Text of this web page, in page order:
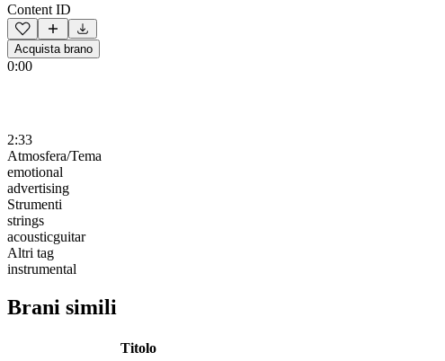
Content ID
Acquista brano
0:00
2:33
Atmosfera/Tema
emotional
advertising
Strumenti
strings
acousticguitar
Altri tag
instrumental
Brani simili
Titolo